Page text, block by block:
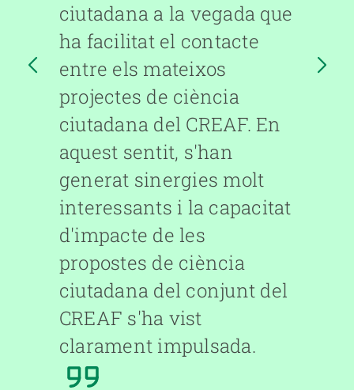
ciutadana a la vegada que
ha facilitat el contacte
entre els mateixos
projectes de ciència
ciutadana del CREAF. En
aquest sentit, s'han
generat sinergies molt
interessants i la capacitat
d'impacte de les
propostes de ciència
ciutadana del conjunt del
CREAF s'ha vist
clarament impulsada.